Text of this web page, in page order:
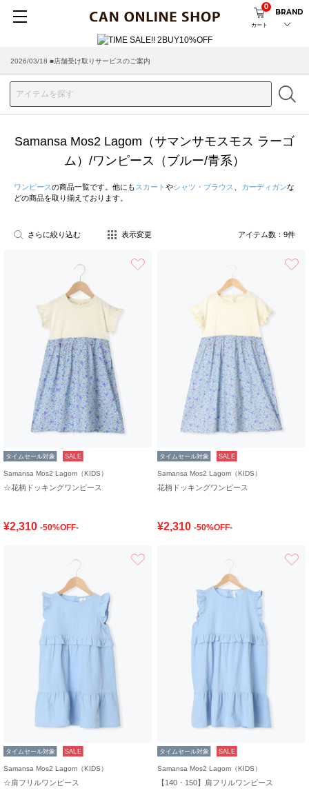
カート
0
BRAND
2026/03/18 ■店舗受け取りサービスのご案内
Samansa Mos2 Lagom（サマンサモスモス ラーゴ
ム）/ワンピース（ブルー/青系）
ワンピースの商品一覧です。他にも スカート やシャツ・ブラウス カーディガンな
どの商品を取り揃えております。
さらに絞り込む 表示変更 アイテム数： 9件
タイムセール対象 SALE
Samansa Mos2 Lagom（KIDS）
☆花柄ドッキングワンピース
¥2,310 -50%OFF-
タイムセール対象 SALE
Samansa Mos2 Lagom（KIDS）
花柄ドッキングワンピース
¥2,310 -50%OFF-
タイムセール対象 SALE
Samansa Mos2 Lagom（KIDS）
☆肩フリルワンピース
タイムセール対象 SALE
Samansa Mos2 Lagom（KIDS）
【140・150】肩フリルワンピース